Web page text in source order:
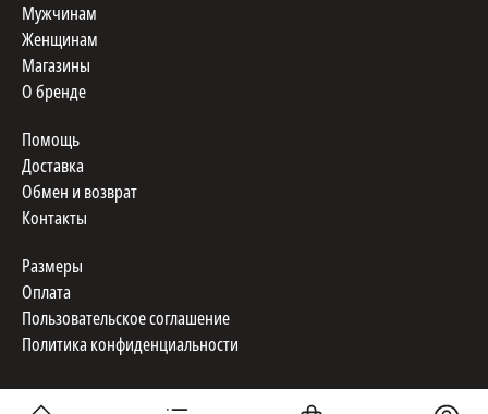
Мужчинам
Женщинам
Магазины
О бренде
Помощь
Доставка
Обмен и возврат
Контакты
Размеры
Оплата
Пользовательское соглашение
Политика конфиденциальности